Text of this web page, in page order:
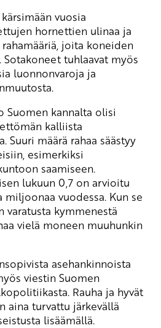
vuosia
hornettien ulinaa ja
joita koneiden
tuhlaavat myös
luonnonvaroja ja
Suomen kannalta olisi
kalliista
Suuri määrä rahaa säästyy
esimerkiksi
saamiseen.
lukuun 0,7 on arvioitu
miljoonaa vuodessa. Kun se
varatusta kymmenestä
vielä moneen muuhunkin
asehankinnoista
viestin Suomen
Rauha ja hyvät
aina turvattu järkevällä
lisäämällä.